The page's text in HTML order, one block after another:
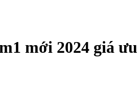
mới 2024 giá